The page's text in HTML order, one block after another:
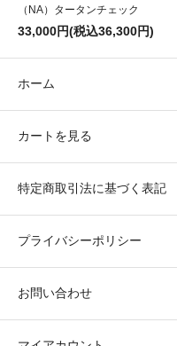
（NA）タータンチェック
33,000円(税込36,300円)
ホーム
カートを見る
特定商取引法に基づく表記
プライバシーポリシー
お問い合わせ